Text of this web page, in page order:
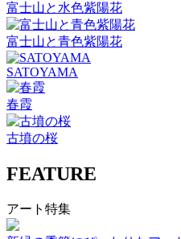
富士山と水色紫陽花
富士山と青色紫陽花
SATOYAMA
春霞
古墳の桜
FEATURE
アート特集